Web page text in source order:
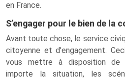
en France.
S’engager pour le bien de la
Avant toute chose, le service
citoyenne et d’engagement.
vous mettre à disposition de
importe la situation, les